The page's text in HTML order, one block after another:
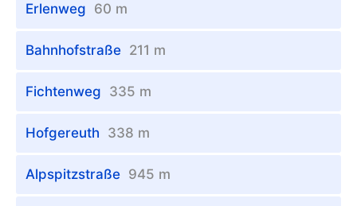
Erlenweg 60 m
Bahnhofstraße 211 m
Fichtenweg 335 m
Hofgereuth 338 m
Alpspitzstraße 945 m